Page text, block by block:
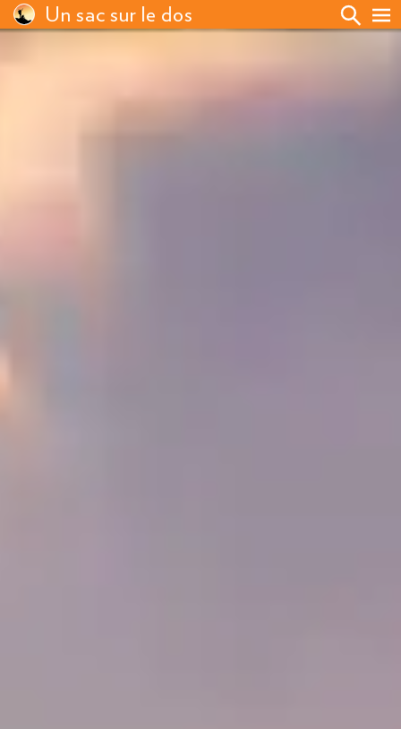
Un sac sur le dos